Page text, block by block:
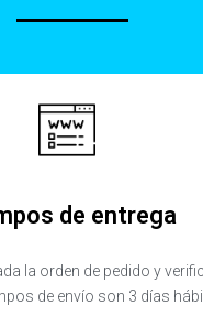
de entrega
la orden de pedido y
de envío son 3 días